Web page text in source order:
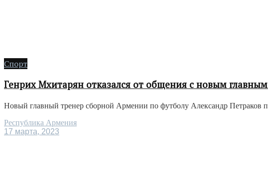
Спорт
Генрих Мхитарян отказался от общения с новым
Новый главный тренер сборной Армении по футболу Александр Петраков
Республика Армения
17 марта, 2023